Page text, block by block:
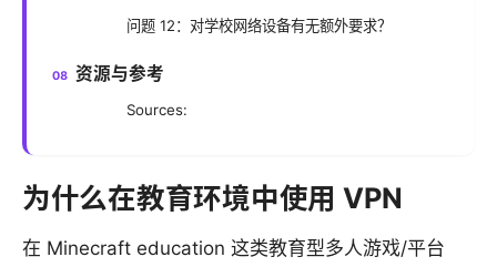
问题 12：对学校网络设备有无额外要求？
资源与参考
Sources:
为什么在教育环境中使用 VPN
在 Minecraft education 这类教育型多人游戏/平台